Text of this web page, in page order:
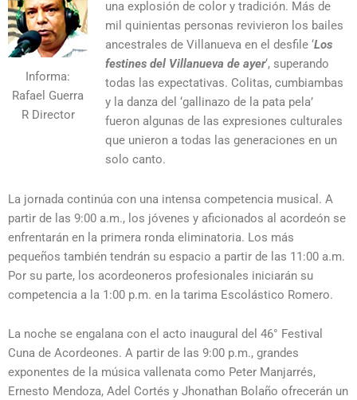
Informa:
Rafael Guerra
R Director
una explosión de color y tradición. Más de
mil quinientas personas revivieron los bailes
ancestrales de Villanueva en el desfile ‘Los
festines del Villanueva de ayer‘, superando
todas las expectativas. Colitas, cumbiambas
y la danza del ‘gallinazo de la pata pela’
fueron algunas de las expresiones culturales
que unieron a todas las generaciones en un
solo canto.
La jornada continúa con una intensa competencia musical. A
partir de las 9:00 a.m., los jóvenes y aficionados al acordeón se
enfrentarán en la primera ronda eliminatoria. Los más
pequeños también tendrán su espacio a partir de las 11:00 a.m.
Por su parte, los acordeoneros profesionales iniciarán su
competencia a la 1:00 p.m. en la tarima Escolástico Romero.
La noche se engalana con el acto inaugural del 46° Festival
Cuna de Acordeones. A partir de las 9:00 p.m., grandes
exponentes de la música vallenata como Peter Manjarrés,
Ernesto Mendoza, Adel Cortés y Jhonathan Bolaño ofrecerán un